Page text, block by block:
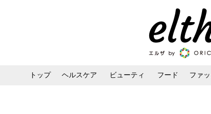
トップ ヘルスケア ビューティ フード ファ